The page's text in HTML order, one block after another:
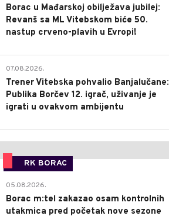
Borac u Mađarskoj obilježava jubilej:
Revanš sa ML Vitebskom biće 50.
nastup crveno-plavih u Evropi!
07.08.2026.
Trener Vitebska pohvalio Banjalučane:
Publika Borčev 12. igrač, uživanje je
igrati u ovakvom ambijentu
RK BORAC
05.08.2026.
Borac m:tel zakazao osam kontrolnih
utakmica pred početak nove sezone